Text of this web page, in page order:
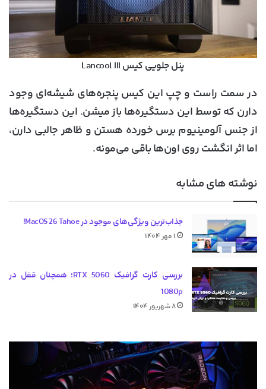
پنل جلویی کیس Lancool III
در سمت راست و چپ این کیس پنجره‌های شیشه‌ای وجود
دارن که توسط این دستگیره‌ها باز میشن. این دستگیره‌ها
از جنس آلومینیوم برس خورده هستن و ظاهر جالبی دارن،
اما اثر انگشت روی اون‌ها باقی می‌مونه.
نوشته های مشابه
جذاب‌ترین ویژگی‌های موجود در MacOS 26 Tahoe!
۱ مهر ۱۴۰۴
بررسی کارت گرافیک RTX 5060؛ همچنان قفل در
1080p
۸ شهریور ۱۴۰۴